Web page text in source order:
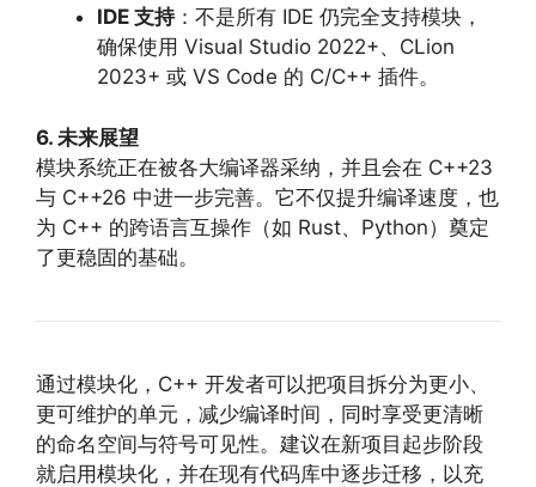
IDE 支持：不是所有 IDE 仍完全支持模块，
确保使用 Visual Studio 2022+、CLion
2023+ 或 VS Code 的 C/C++ 插件。
6. 未来展望
模块系统正在被各大编译器采纳，并且会在 C++23
与 C++26 中进一步完善。它不仅提升编译速度，也
为 C++ 的跨语言互操作（如 Rust、Python）奠定
了更稳固的基础。
通过模块化，C++ 开发者可以把项目拆分为更小、
更可维护的单元，减少编译时间，同时享受更清晰
的命名空间与符号可见性。建议在新项目起步阶段
就启用模块化，并在现有代码库中逐步迁移，以充